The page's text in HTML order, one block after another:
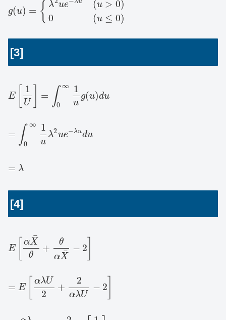
g(u) = { λ ue λu
0
(u > 0)
(u ≤ 0)
[3]
E
1
U
= ∫ ∞
0
1
u
g(u)du
= ∫ ∞
0
1
u
λ2ue−λudu
= λ
[4]
E
αX¯
θ
+
θ
αX
¯ − 2
= E
αλU
2
+
2
αλU
− 2